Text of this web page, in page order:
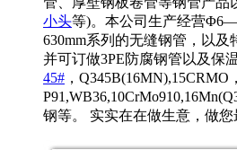
小头等)。本公司生产经营
630mm系列的无缝钢管，以及
并可订做3PE防腐钢管以及保
45# ，Q345B(16MN),15CRMO
钢等。 实实在在做生意，做您